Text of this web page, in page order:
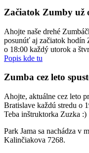
Začiatok Zumby už
Ahojte naše drehé
posunúť aj začiatok hodín
o 18:00 každý utorok a
Popis kde tu
Zumba cez leto
Ahojte, aktuálne cez leto
Bratislave každú stredu o
Teba inštruktorka Zuzka :)
Park Jama sa nachádza v
Kalinčiakova 7268.